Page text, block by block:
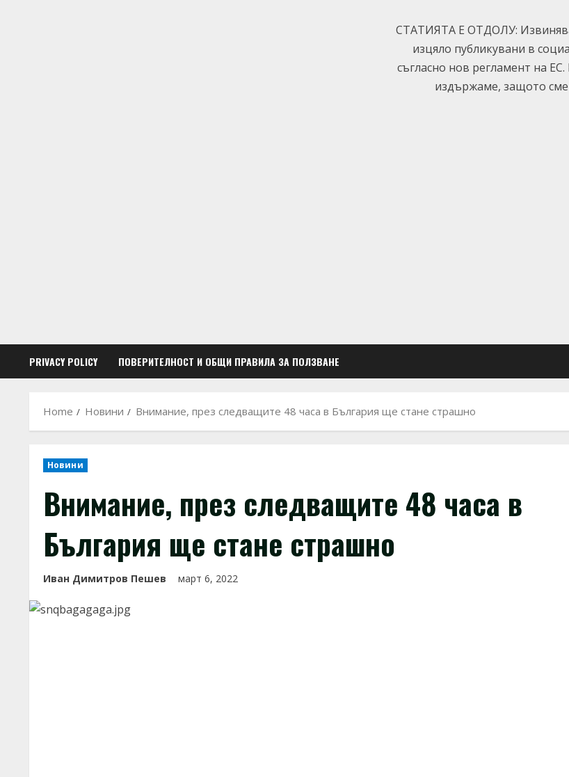
СТАТИЯТА Е ОТДОЛУ:
изцяло публикувани в
съгласно нов регламент на
издържаме, защото сме
PRIVACY POLICY ПОВЕРИТЕЛНОСТ И ОБЩИ ПРАВИЛА ЗА ПОЛЗВАНЕ
Home Новини Внимание, през следващите 48 часа в България ще стане страшно
Новини
Внимание, през следващите 48 часа в
България ще стане страшно
Иван Димитров Пешев март 6, 2022